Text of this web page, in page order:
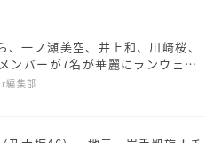
、一ノ瀬美空、井上和、川﨑桜、
ンバーが7名が華麗にランウェイ
S/S＞
集部